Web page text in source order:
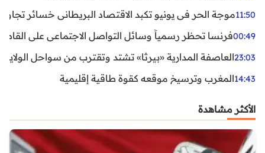
11:50موجة الحر في يونيو تكبد الاقتصاد البريطاني خسائر تجاوزت 1.5 مليار
00:49فرنسا تحظر رسمياً وسائل التواصل الاجتماعي على القاصرين
23:03العاصفة المدارية «بيرثا» تشتد وتقترب من سواحل
14:43المغرب وترسيخ موقعه كقوة طاقية إقليمية
الأكثر مشاهدة